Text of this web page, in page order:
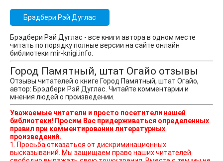
Брэдбери Рэй Дуглас
Брэдбери Рэй Дуглас - все книги автора в одном месте
читать по порядку полные версии на сайте онлайн
библиотеки mir-knigi.info.
Город Памятный, штат Огайо отзывы
Отзывы читателей о книге Город Памятный, штат Огайо,
автор: Брэдбери Рэй Дуглас. Читайте комментарии и
мнения людей о произведении.
Уважаемые читатели и просто посетители нашей
библиотеки! Просим Вас придерживаться определенных
правил при комментировании литературных
произведений.
1. Просьба отказаться от дискриминационных
высказываний. Мы защищаем право наших читателей